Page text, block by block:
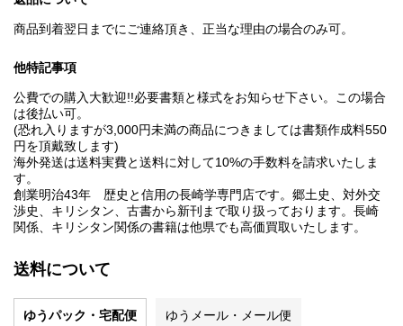
商品到着翌日までにご連絡頂き、正当な理由の場合のみ可。
他特記事項
公費での購入大歓迎!!必要書類と様式をお知らせ下さい。この場合
は後払い可。
(恐れ入りますが3,000円未満の商品につきましては書類作成料550
円を頂戴致します)
海外発送は送料実費と送料に対して10%の手数料を請求いたしま
す。
創業明治43年 歴史と信用の長崎学専門店です。郷土史、対外交
渉史、キリシタン、古書から新刊まで取り扱っております。長崎
関係、キリシタン関係の書籍は他県でも高価買取いたします。
送料について
ゆうパック・宅配便 ゆうメール・メール便